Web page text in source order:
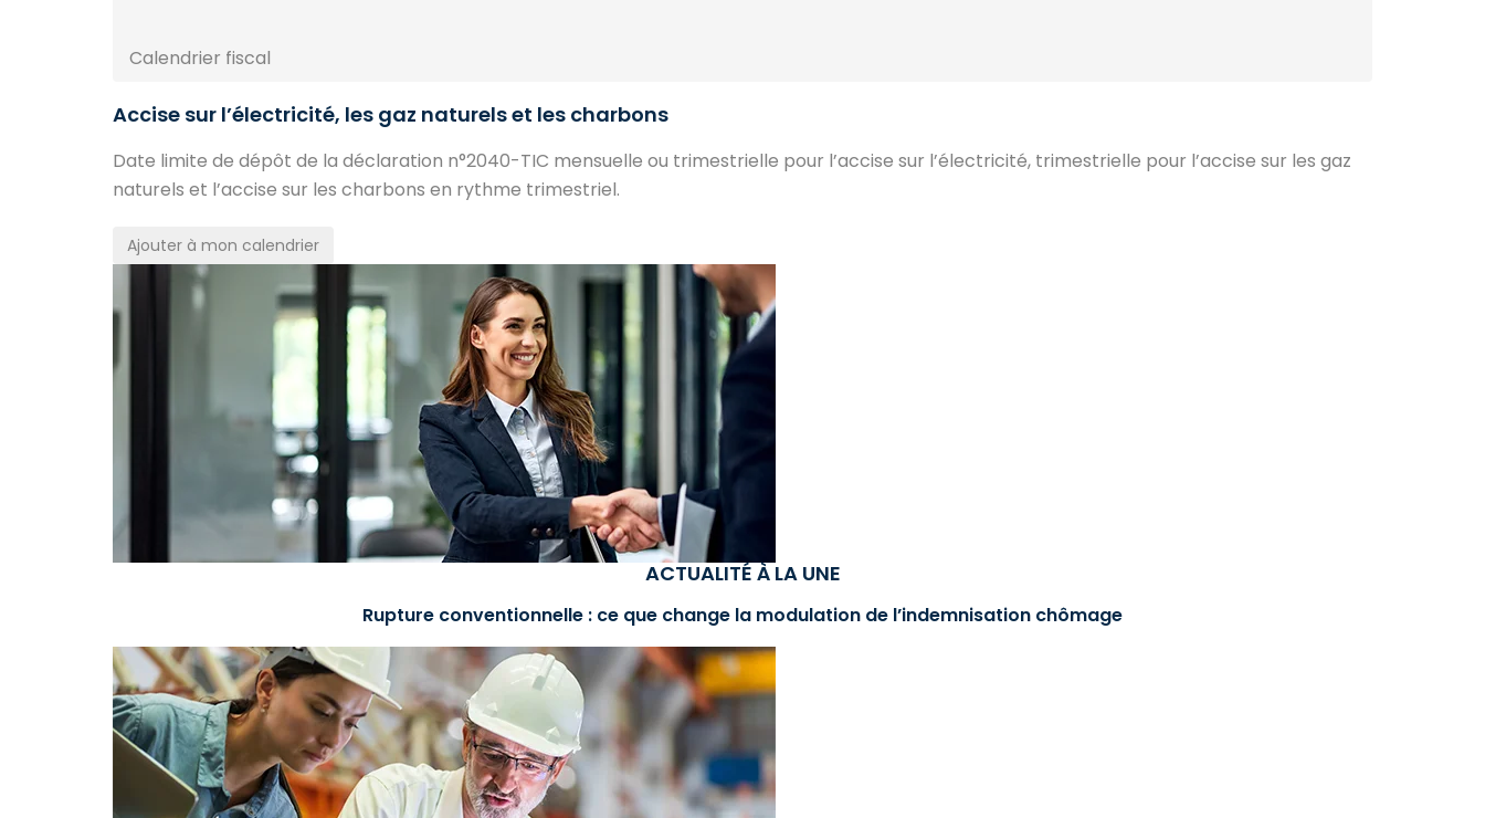
Calendrier fiscal
Accise sur l’électricité, les gaz naturels et les charbons
Date limite de dépôt de la déclaration n°2040-TIC mensuelle ou trimestrielle pour l’accise sur l’électricité, trimestrielle pour l’accise sur les gaz
naturels et l’accise sur les charbons en rythme trimestriel.
Ajouter à mon calendrier
ACTUALITÉ À LA UNE
Rupture conventionnelle : ce que change la modulation de l’indemnisation chômage